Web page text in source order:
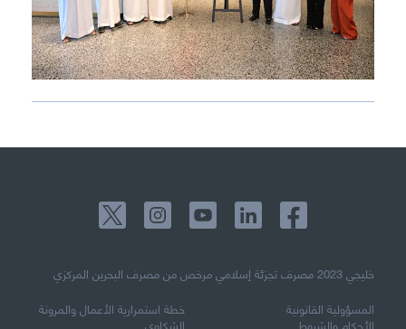
خليجي 2023​ مصرف تجزئة إسلامي مرخص من مصرف البحرين المركزي
المسؤولية القانونية
خطة استمرارية الأعمال والمرونة